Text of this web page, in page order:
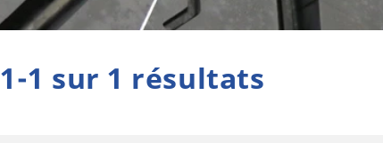
1-1 sur 1 résultats